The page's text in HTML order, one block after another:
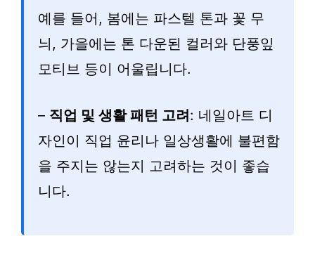
예를 들어, 봄에는 파스텔 톤과 꽃 무
늬, 가을에는 톤 다운된 컬러와 단풍잎
모티브 등이 어울립니다.
– 직업 및 생활 패턴 고려: 네일아트 디
자인이 직업 윤리나 일상생활에 불편함
을 주지는 않는지 고려하는 것이 좋습
니다.